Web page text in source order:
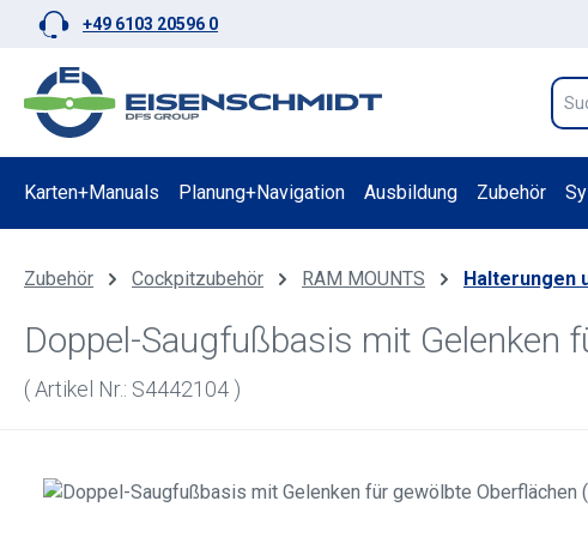
Hauptinhalt springen
Zur Suche springen
Zur Hauptnavigation springen
+49 6103 20596 0
Karten+Manuals Planung+Navigation Ausbildung Zubehör
Zubehör Cockpitzubehör RAM MOUNTS Halterungen
Doppel-Saugfußbasis mit Gelenken
( Artikel Nr.: S4442104 )
Bildergalerie überspringen